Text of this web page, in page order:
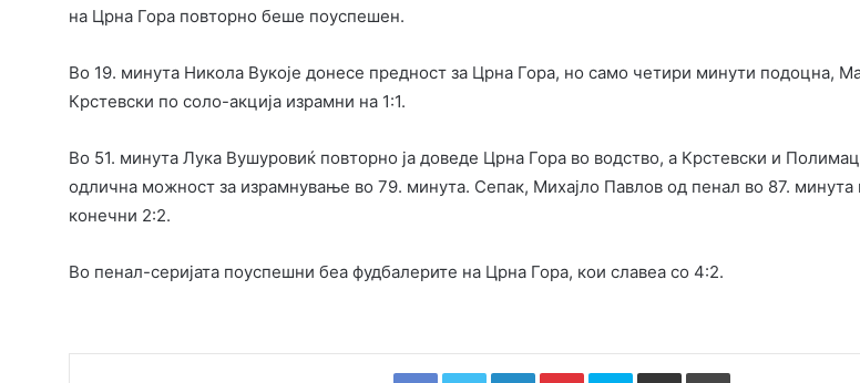
на Црна Гора повторно беше поуспешен.
Во 19. минута Никола Вукоје донесе предност за Црна Гора, но само четири минути подоцна,
Крстевски по соло-акција израмни на 1:1.
Во 51. минута Лука Вушуровиќ повторно ја доведе Црна Гора во водство, а Крстевски и
одлична можност за израмнување во 79. минута. Сепак, Михајло Павлов од пенал во 87. минута
конечни 2:2.
Во пенал-серијата поуспешни беа фудбалерите на Црна Гора, кои славеа со 4:2.
FacebookTwitterLinkedInPinterestSkype Сподели преку Е-маил Испринтај